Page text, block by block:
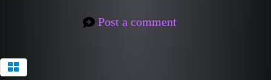
Post a comment